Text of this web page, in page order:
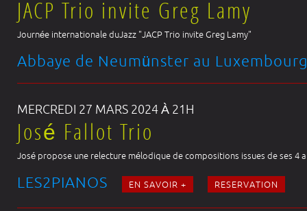
JACP Trio invite Greg Lamy
Journée internationale duJazz "JACP Trio invite Greg Lamy"
Abbaye de Neumünster au
MERCREDI 27 MARS 2024 À 21H
José Fallot Trio
José propose une relecture mélodique de compositions issues de ses 4
LES2PIANOS EN SAVOIR + RESERVATION